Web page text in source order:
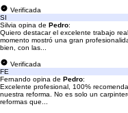
Verificada
SI
Silvia opina de Pedro:
Quiero destacar el excelente trabajo
momento mostró una gran
bien, con las...
Verificada
FE
Fernando opina de Pedro:
Excelente profesional, 100%
nuestra reforma. No es solo un
reformas que...